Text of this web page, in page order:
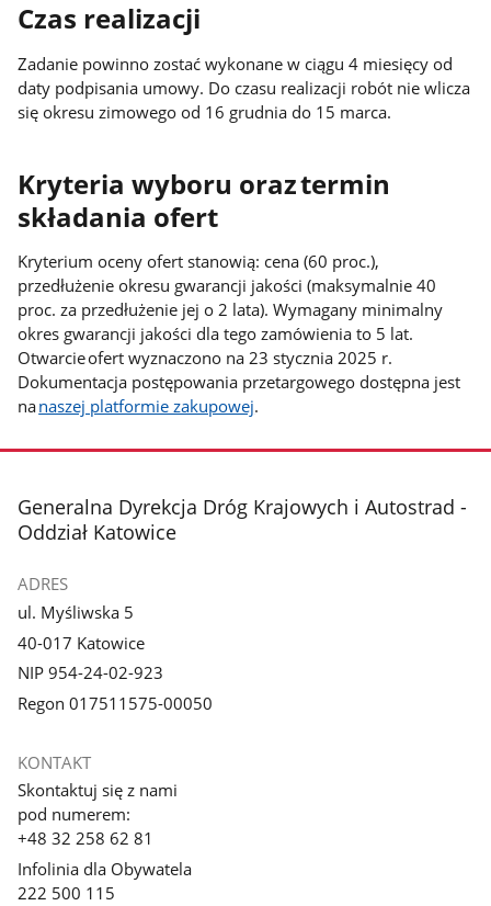
Czas realizacji
Zadanie powinno zostać wykonane w ciągu 4 miesięcy od
daty podpisania umowy. Do czasu realizacji robót nie wlicza
się okresu zimowego od 16 grudnia do 15 marca.
Kryteria wyboru oraz termin
składania ofert
Kryterium oceny ofert stanowią: cena (60 proc.),
przedłużenie okresu gwarancji jakości (maksymalnie 40
proc. za przedłużenie jej o 2 lata). Wymagany minimalny
okres gwarancji jakości dla tego zamówienia to 5 lat.
Otwarcie ofert wyznaczono na 23 stycznia 2025 r.
Dokumentacja postępowania przetargowego dostępna jest
nanaszej platformie zakupowej.
stopka
Generalna Dyrekcja Dróg Krajowych i Autostrad -
Oddział Katowice
ADRES
ul. Myśliwska 5
40-017 Katowice
NIP 954-24-02-923
Regon 017511575-00050
KONTAKT
Skontaktuj się z nami
pod numerem:
+48 32 258 62 81
Infolinia dla Obywatela
222 500 115